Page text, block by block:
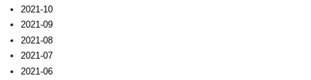
2021-10
2021-09
2021-08
2021-07
2021-06